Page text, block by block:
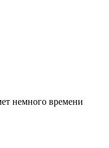
немного времени